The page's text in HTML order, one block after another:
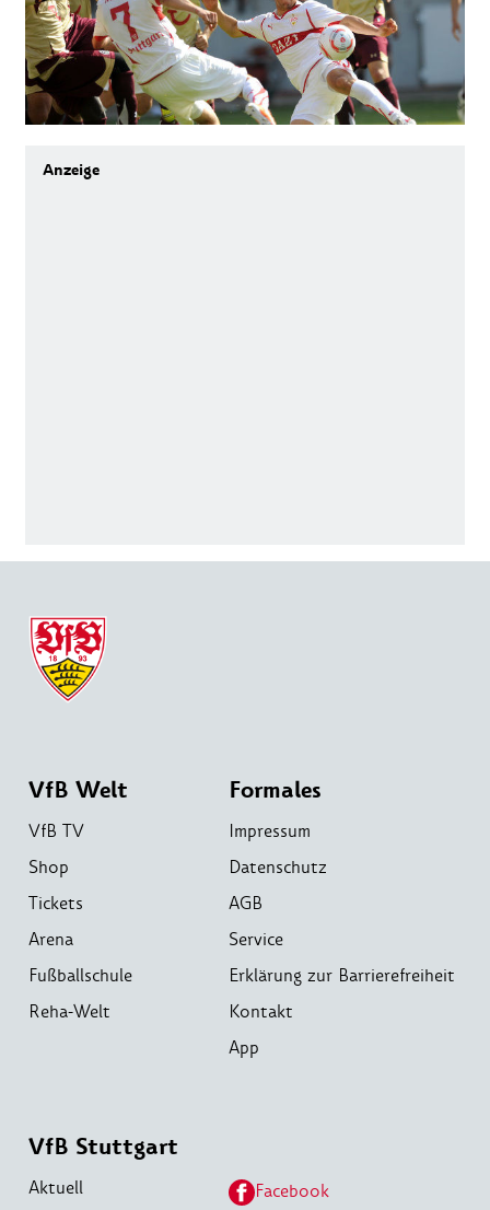
VfB Welt
VfB TV
Shop
Tickets
Arena
Fußballschule
Reha-Welt
Formales
Impressum
Datenschutz
AGB
Service
Erklärung zur Barrierefreiheit
Kontakt
App
VfB Stuttgart
Aktuell Facebook